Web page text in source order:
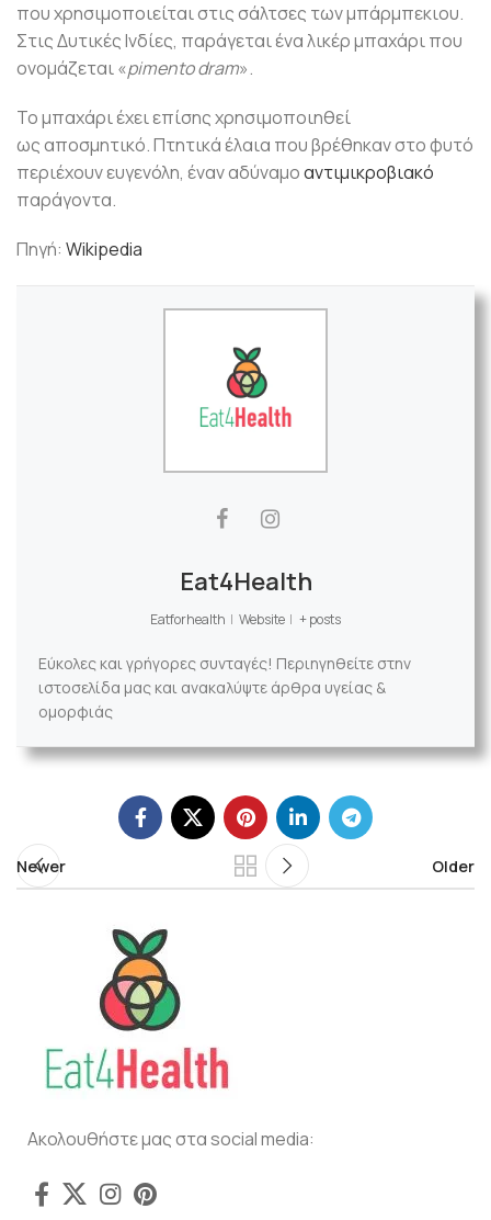
που χρησιμοποιείται στις σάλτσες των μπάρμπεκιου.
Στις Δυτικές Ινδίες, παράγεται ένα λικέρ μπαχάρι που
ονομάζεται «pimento dram».
Το μπαχάρι έχει επίσης χρησιμοποιηθεί
ως αποσμητικό. Πτητικά έλαια που βρέθηκαν στο φυτό
περιέχουν ευγενόλη, έναν αδύναμοαντιμικροβιακό
παράγοντα.
Πηγή: Wikipedia
Eat4Health
Eatforhealth | Website | + posts
Εύκολες και γρήγορες συνταγές! Περιηγηθείτε στην
ιστοσελίδα μας και ανακαλύψτε άρθρα υγείας &
ομορφιάς
Newer Older
Ακολουθήστε μας στα social media: